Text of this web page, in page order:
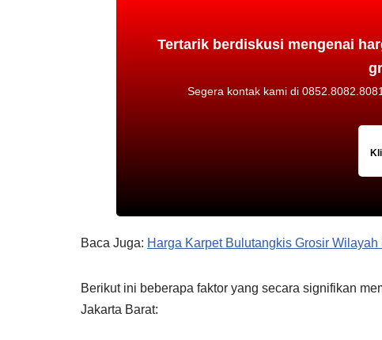
Tertarik berdiskusi mengenai
Segera kontak kami di
Baca Juga: Harga Karpet Bulutangkis Grosir
Berikut ini beberapa faktor yang secara signifikan
Jakarta Barat: